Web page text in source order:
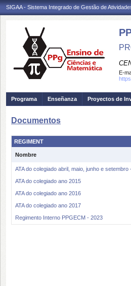
SIGAA - Sistema Integrado de Gestão de
E-
Programa Enseñanza Proyectos de
Documentos
REGIMENT
Nombre
ATA do colegiado abril, maio, junho e setembro
ATA do colegiado ano 2015
ATA do colegiado ano 2016
ATA do colegiado ano 2017
Regimento Interno PPGECM - 2023